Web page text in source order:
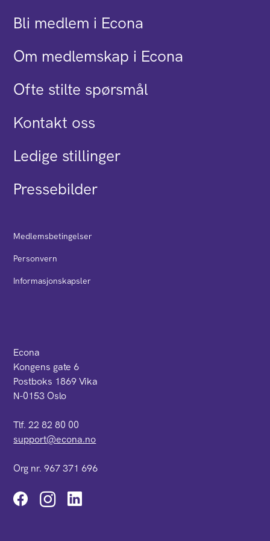
Bli medlem i Econa
Om medlemskap i Econa
Ofte stilte spørsmål
Kontakt oss
Ledige stillinger
Pressebilder
Medlemsbetingelser
Personvern
Informasjonskapsler
Econa
Kongens gate 6
Postboks 1869 Vika
N-0153 Oslo
Tlf. 22 82 80 00
support@econa.no
Org nr. 967 371 696
Instagram